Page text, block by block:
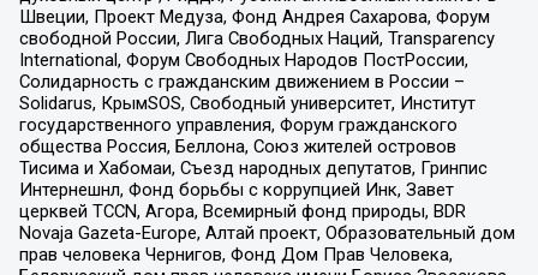
Швеции, Проект Медуза, Фонд Андрея Сахарова, Форум
свободной России, Лига Свободных Наций, Transparеncy
International, Форум Свободных Народов ПостРоссии,
Солидарность с гражданским движением в России –
Solidarus, КрымSOS, Свободный университет, Институт
государственного управления, Форум гражданского
общества Россия, Беллона, Союз жителей островов
Тисима и Хабомаи, Съезд народных депутатов, Гринпис
Интернешнл, Фонд борьбы с коррупцией Инк, Завет
церквей TCCN, Агора, Всемирный фонд природы, BDR
Novaja Gazeta-Europe, Алтай проект, Образовательный дом
прав человека Чернигов, Фонд Дом Прав Человека,